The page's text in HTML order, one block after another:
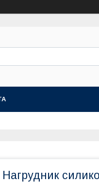
Нагрудник